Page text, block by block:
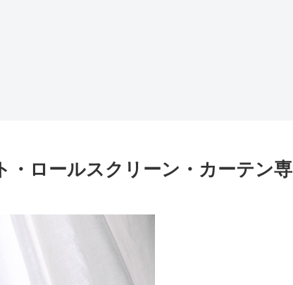
・ロールスクリーン・カーテン専